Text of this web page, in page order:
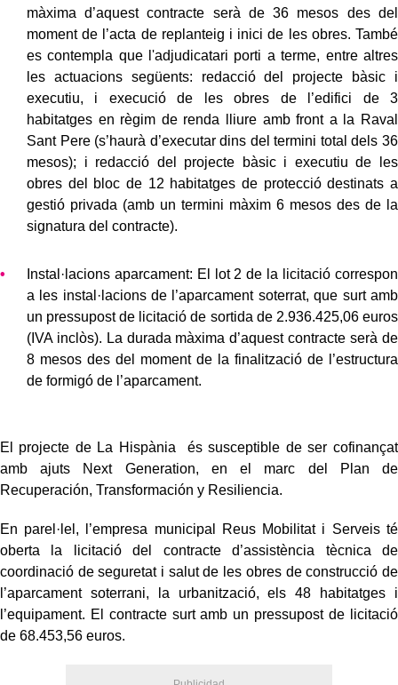
màxima d’aquest contracte serà de 36 mesos des del
moment de l’acta de replanteig i inici de les obres. També
es contempla que l'adjudicatari porti a terme, entre altres
les actuacions següents: redacció del projecte bàsic i
executiu, i execució de les obres de l’edifici de 3
habitatges en règim de renda lliure amb front a la Raval
Sant Pere (s’haurà d’executar dins del termini total dels 36
mesos); i redacció del projecte bàsic i executiu de les
obres del bloc de 12 habitatges de protecció destinats a
gestió privada (amb un termini màxim 6 mesos des de la
signatura del contracte).
Instal·lacions aparcament: El lot 2 de la licitació correspon
a les instal·lacions de l’aparcament soterrat, que surt amb
un pressupost de licitació de sortida de 2.936.425,06 euros
(IVA inclòs). La durada màxima d’aquest contracte serà de
8 mesos des del moment de la finalització de l’estructura
de formigó de l’aparcament.
El projecte de La Hispània és susceptible de ser cofinançat
amb ajuts Next Generation, en el marc del Plan de
Recuperación, Transformación y Resiliencia.
En parel·lel, l’empresa municipal Reus Mobilitat i Serveis té
oberta la licitació del contracte d’assistència tècnica de
coordinació de seguretat i salut de les obres de construcció de
l’aparcament soterrani, la urbanització, els 48 habitatges i
l’equipament. El contracte surt amb un pressupost de licitació
de 68.453,56 euros.